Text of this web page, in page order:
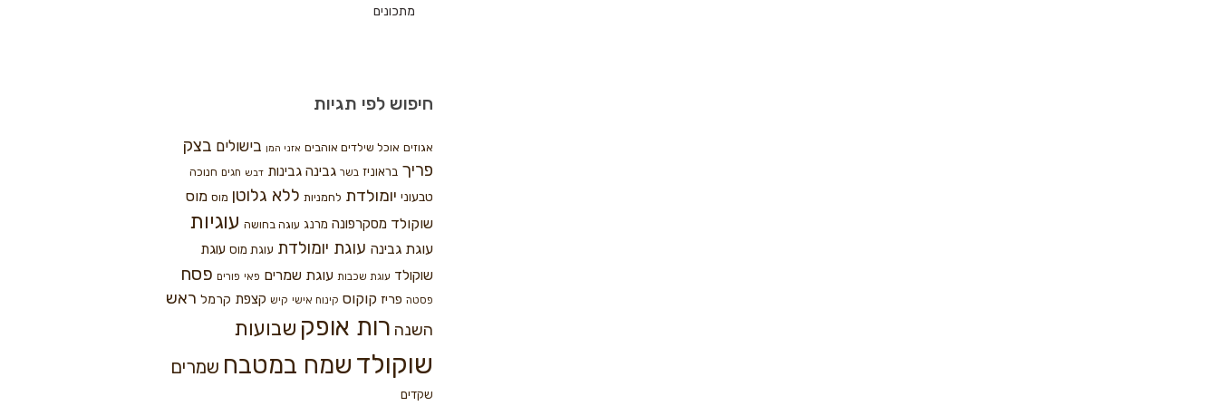
מתכונים
חיפוש לפי תגיות
אגוזים אוכל שילדים אוהבים אזני המן בישולים בצק
פריך בראוניז בשר גבינה גבינות דבש חגים חנוכה
טבעוני יומולדת לחמניות ללא גלוטן מוס מוס
שוקולד מסקרפונה מרנג עוגה בחושה עוגיות
עוגת גבינה עוגת יומולדת עוגת מוס עוגת
שוקולד עוגת שכבות עוגת שמרים פאי פורים פסח
פסטה פריז קוקוס קינוח אישי קיש קצפת קרמל ראש
השנה רות אופק שבועות
שוקולד שמח במטבח שמרים
שקדים